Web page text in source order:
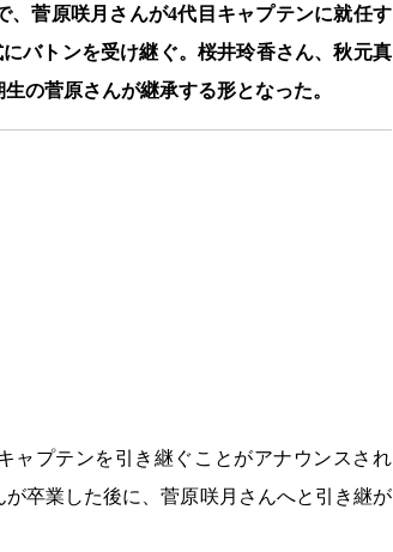
菅原咲月さんが4代目キャプテンに就任す
バトンを受け継ぐ。桜井玲香さん、秋元真
の菅原さんが継承する形となった。
ャプテンを引き継ぐことがアナウンスされ
卒業した後に、菅原咲月さんへと引き継が